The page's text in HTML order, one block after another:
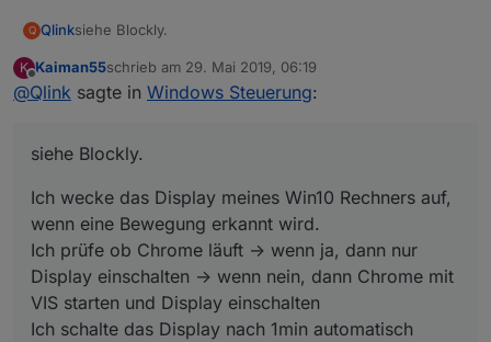
Q Qlinksiehe Blockly.
Ich wecke das Display meines Win10 Rechners auf, wenn
eine Bewegung erkannt wird.
und Display einschalten
aus.
Ich prüfe ob VLC läuft, wenn ja, dann Display nicht
automatisch nach 1min ausschalten -> wenn nein, dann
Display nach 1 min ausschalten
Ich wäre aber wie gesagt dankbar, falls es einen weniger
Ich hätte aber noch keine Möglichkeit gefunden wie ich
den Check direkt ins Blockly einbauen kann, ohne
Umweg des Parser Adapters ...
K
Offline
Kaiman55schrieb am 29. Mai 2019, 06:19
zuletzt editiert von
@Qlink sagte in Windows Steuerung:
siehe Blockly.
Ich wecke das Display meines Win10 Rechners auf,
wenn eine Bewegung erkannt wird.
Ich prüfe ob Chrome läuft -> wenn ja, dann nur
Display einschalten -> wenn nein, dann Chrome mit
VIS starten und Display einschalten
Ich schalte das Display nach 1min automatisch